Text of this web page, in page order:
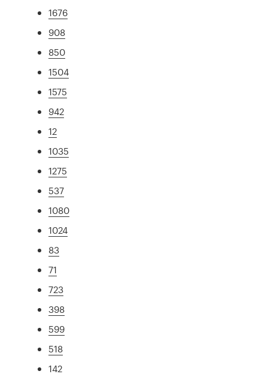
1676
908
850
1504
1575
942
12
1035
1275
537
1080
1024
83
71
723
398
599
518
142